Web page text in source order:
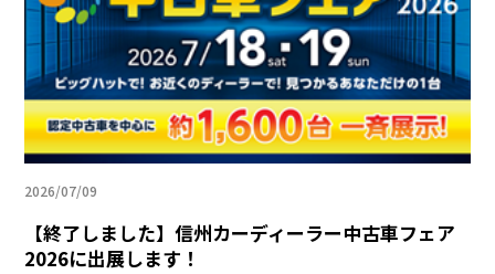
2026/07/09
【終了しました】信州カーディーラー中古車フェア
2026に出展します！